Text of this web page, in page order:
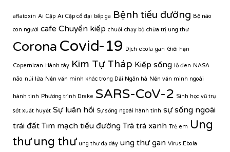
aflatoxin Ai Cập Ai Cập cổ đại bếp ga Bệnh tiểu đường Bộ não
con người cafe Chuyển kiếp chuối chạy bộ chữa trị ung thư
Corona Covid-19 Dịch ebola gan Giới hạn
Copernican Hành tây Kim Tự Tháp Kiếp sống lỗ đen NASA
não núi lửa Nền văn minh khác trong Dải Ngân hà Nền văn minh ngoài
hành tinh Phương trình Drake SARS-CoV-2 Sinh học vũ trụ
sốt xuất huyết Sự luân hồi Sự sống ngoài hành tinh sự sống ngoài
trái đất Tim mạch tiểu đường Trà trà xanh Trẻ em Ung
thư ung thư ung thư dạ dày ung thư gan Virus Ebola